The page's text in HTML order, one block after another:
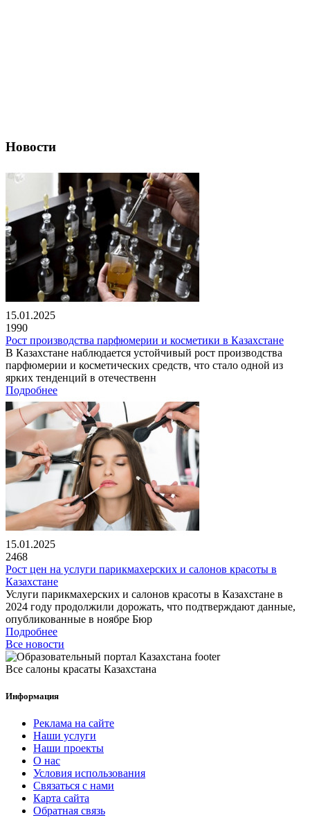
Новости
15.01.2025
1990
Рост производства парфюмерии и косметики в Казахстане
В Казахстане наблюдается устойчивый рост производства
парфюмерии и косметических средств, что стало одной из
ярких тенденций в отечественн
Подробнее
15.01.2025
2468
Рост цен на услуги парикмахерских и салонов красоты в
Казахстане
Услуги парикмахерских и салонов красоты в Казахстане в
2024 году продолжили дорожать, что подтверждают данные,
опубликованные в ноябре Бюр
Подробнее
Все новости
Все салоны красаты Казахстана
Информация
Реклама на сайте
Наши услуги
Наши проекты
О нас
Условия использования
Связаться с нами
Карта сайта
Обратная связь